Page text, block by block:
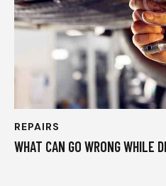
REPAIRS
WHAT CAN GO WRONG WHILE